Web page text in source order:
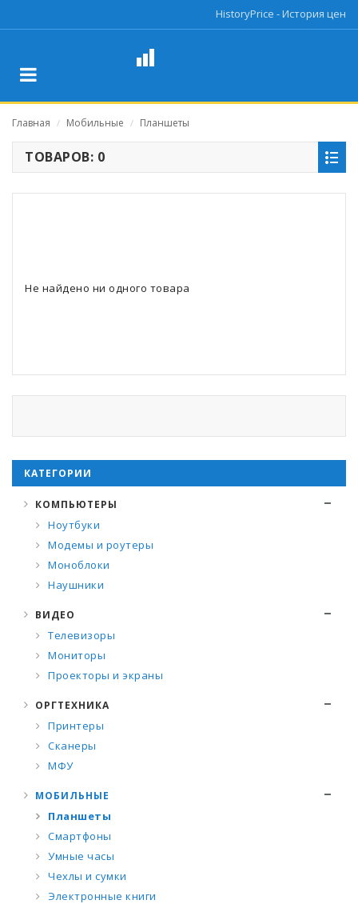
HistoryPrice - История цен
Главная / Мобильные / Планшеты
ТОВАРОВ: 0
Не найдено ни одного товара
КАТЕГОРИИ
КОМПЬЮТЕРЫ
Ноутбуки
Модемы и роутеры
Моноблоки
Наушники
ВИДЕО
Телевизоры
Мониторы
Проекторы и экраны
ОРГТЕХНИКА
Принтеры
Сканеры
МФУ
МОБИЛЬНЫЕ
Планшеты
Смартфоны
Умные часы
Чехлы и сумки
Электронные книги